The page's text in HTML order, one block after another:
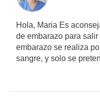
Hola, Maria Es
de embarazo para
embarazo se realiza
sangre, y solo se